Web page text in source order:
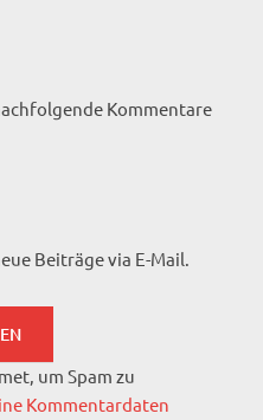
Kommentare
Beiträge via E-Mail.
um Spam zu
Kommentardaten